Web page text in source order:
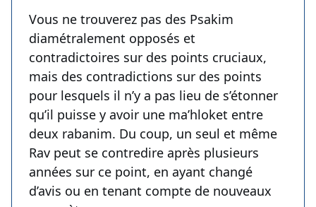
Vous ne trouverez pas des Psakim
diamétralement opposés et
contradictoires sur des points cruciaux,
mais des contradictions sur des points
pour lesquels il n’y a pas lieu de s’étonner
qu’il puisse y avoir une ma’hloket entre
deux rabanim. Du coup, un seul et même
Rav peut se contredire après plusieurs
années sur ce point, en ayant changé
d’avis ou en tenant compte de nouveaux